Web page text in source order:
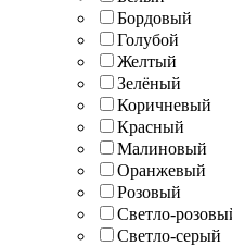
Бордовый
Голубой
Желтый
Зелёный
Коричневый
Красный
Малиновый
Оранжевый
Розовый
Светло-
Светло-серый